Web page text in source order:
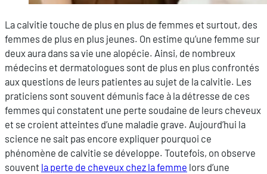
La calvitie touche de plus en plus de femmes et surtout, des
femmes de plus en plus jeunes. On estime qu’une femme sur
deux aura dans sa vie une alopécie. Ainsi, de nombreux
médecins et dermatologues sont de plus en plus confrontés
aux questions de leurs patientes au sujet de la calvitie. Les
praticiens sont souvent démunis face à la détresse de ces
femmes qui constatent une perte soudaine de leurs cheveux
et se croient atteintes d’une maladie grave. Aujourd’hui la
science ne sait pas encore expliquer pourquoi ce
phénomène de calvitie se développe. Toutefois, on observe
souvent la perte de cheveux chez la femme lors d’une